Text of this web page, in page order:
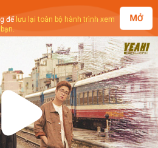
để lưu lại toàn bộ hành trình xem
MỞ
Play
Video